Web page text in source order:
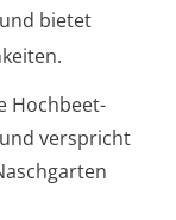
bietet
Hochbeet-
verspricht